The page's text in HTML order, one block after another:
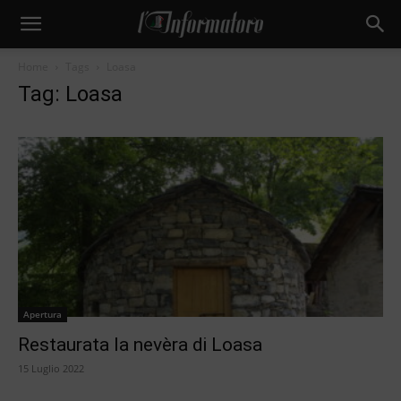
Tag: Loasa
Apertura
Restaurata la nevèra di Loasa
15 Luglio 2022